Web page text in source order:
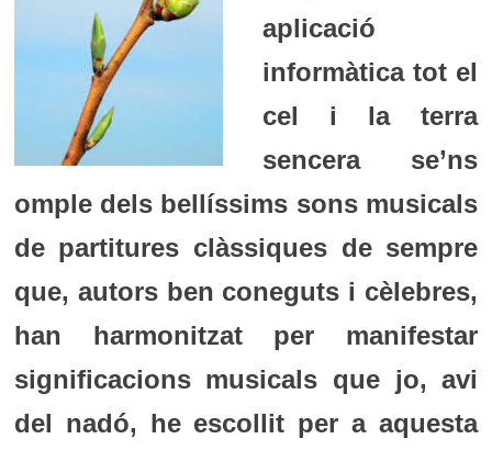
aplicació
informàtica tot el
cel i la terra
sencera se’ns
omple dels bellíssims sons musicals
de partitures clàssiques de sempre
que, autors ben coneguts i cèlebres,
han harmonitzat per manifestar
significacions musicals que jo, avi
del nadó, he escollit per a aquesta